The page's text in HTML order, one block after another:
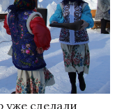
уже сделали